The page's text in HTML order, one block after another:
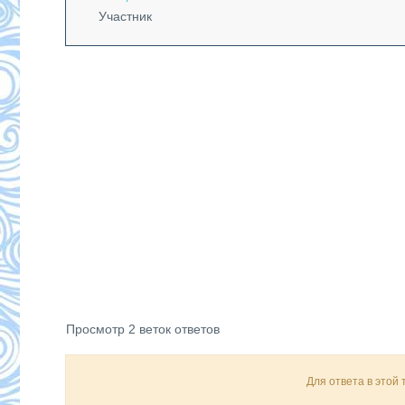
Участник
Просмотр 2 веток ответов
Для ответа в этой